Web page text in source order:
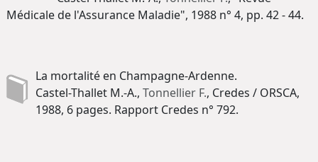
Médicale de l'Assurance Maladie", 1988 n° 4, pp. 42 - 44.
La mortalité en Champagne-Ardenne.
Castel-Thallet M.-A., Tonnellier F., Credes / ORSCA,
1988, 6 pages. Rapport Credes n° 792.